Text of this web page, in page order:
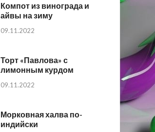
Компот из винограда и
айвы на зиму
09.11.2022
Торт «Павлова» с
лимонным курдом
09.11.2022
Морковная халва по-
индийски